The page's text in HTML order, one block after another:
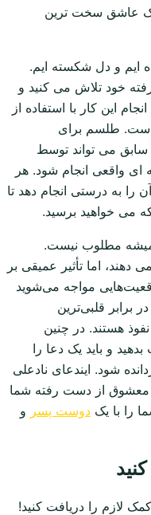
یک عاشق سخت ترین
ایم و دل شکسته ایم.
خود تلاش می کنید و
این کار با استفاده از
طلسم برای
سابق می تواند توسط
واقعی انجام شود. هر
را به درستی انجام دهد تا
می خواهید برسید.
مطلوب نیست.
اما تأثیر عمیقی بر
مواجه می‌شوید
قلبی‌ترین
هستند. در چنین
و باید یک دعا را
شود. ایندعای نادعلی
معشوق از دست رفته شما
را با یک دوست پسر و
لازم را دریافت کنید!